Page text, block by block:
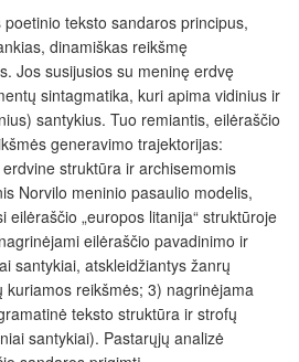
teksto sandaros principus,
dinamiškas reikšmę
Jos susijusios su meninę erdvę
sintagmatika, kuri apima vidinius ir
santykius. Tuo remiantis, eilėraščio
generavimo trajektorijas:
struktūra ir archisemomis
Norvilo meninio pasaulio modelis,
eilėraščio „europos litanija“ struktūroje
eilėraščio pavadinimo ir
santykiai, atskleidžiantys žanrų
reikšmės; 3) nagrinėjama
teksto struktūra ir strofų
santykiai). Pastarųjų analizė